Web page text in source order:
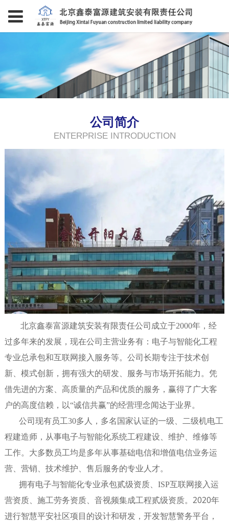
公司简介
ENTERPRISE INTRODUCTION
北京鑫泰富源建筑安装有限责任公司成立于2000年，经
过多年来的发展，现在公司主营业务有：电子与智能化工程
专业总承包和互联网接入服务等。公司长期专注于技术创
新、模式创新，拥有强大的研发、服务与市场开拓能力。凭
借先进的方案、高质量的产品和优质的服务，赢得了广大客
户的高度信赖，以“诚信共赢”的经营理念闻达于业界。
公司现有员工30多人，多名国家认证的一级、二级机电工
程建造师，从事电子与智能化系统工程建设、维护、维修等
工作。 大多数员工均是多年从事基础电信和增值电信业务运
营、营销、技术维护、售后服务的专业人才。
拥有电子与智能化专业承包贰级资质、ISP互联网接入运
营资质、施工劳务资质、音视频集成工程贰级资质。 2020年
进行智慧平安社区项目的设计和研发，开发智慧警务平台，